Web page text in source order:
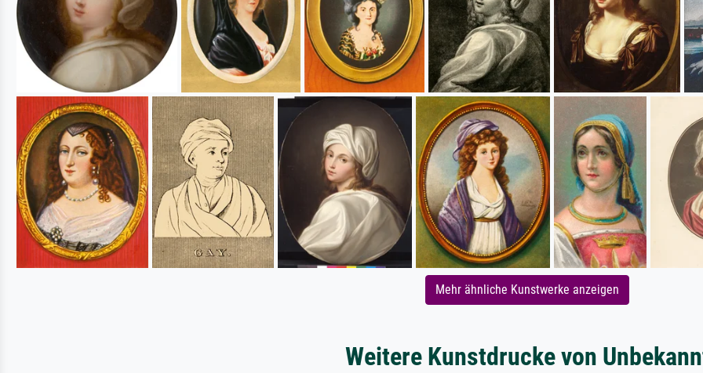
Mehr ähnliche Kunstwerke anzeigen
Weitere Kunstdrucke von